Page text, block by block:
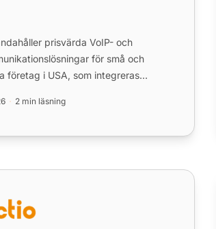
prisvärda VoIP- och
för små och
företag i USA, som integreras
2 min läsning